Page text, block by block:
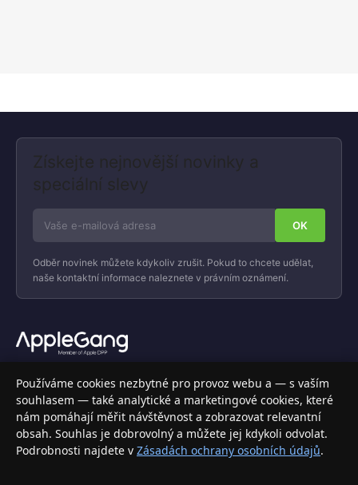
Získejte nejnovější novinky a
speciální slevy
Odběr novinek můžete kdykoliv zrušit. Pokud to chcete udělat,
naše kontaktní informace naleznete v právním oznámení.
Váš specializovaný obchod s Apple produkty, příslušenstvím a
elektronikou. Nakupujte bezpečně a s jistotou.
INFORMACE
Doprava a doručení
Používáme cookies nezbytné pro provoz webu a — s vaším
souhlasem — také analytické a marketingové cookies, které
nám pomáhají měřit návštěvnost a zobrazovat relevantní
obsah. Souhlas je dobrovolný a můžete jej kdykoli odvolat.
Podrobnosti najdete v Zásadách ochrany osobních údajů.